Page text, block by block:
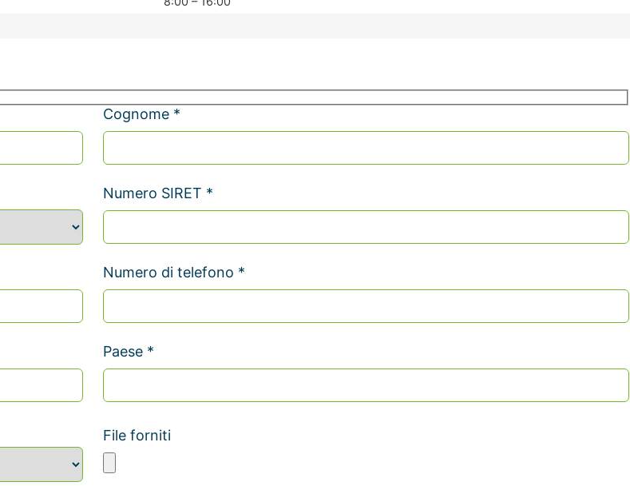
Cognome *
Numero SIRET *
Numero di telefono *
Paese *
File forniti